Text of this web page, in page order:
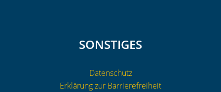
SONSTIGES
Datenschutz
Erklärung zur Barrierefreiheit